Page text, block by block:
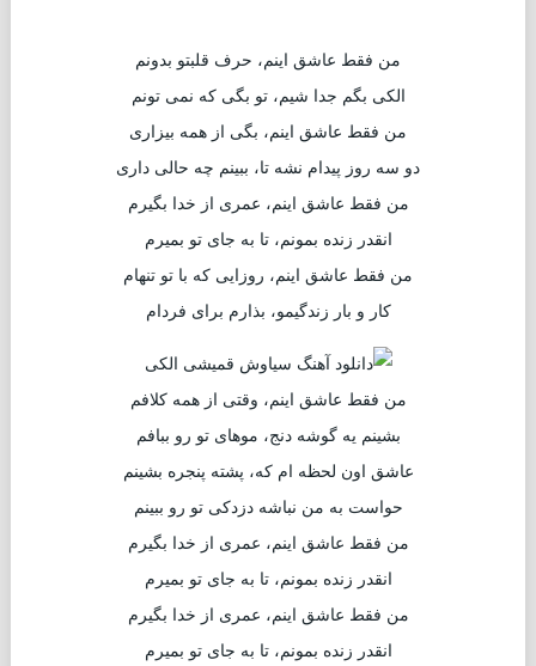
من فقط عاشق اینم، حرف قلبتو بدونم
الکی بگم جدا شیم، تو بگی که نمی تونم
من فقط عاشق اینم، بگی از همه بیزاری
دو سه روز پیدام نشه تا، ببینم چه حالی داری
من فقط عاشق اینم، عمری از خدا بگیرم
انقدر زنده بمونم، تا به جای تو بمیرم
من فقط عاشق اینم، روزایی که با تو تنهام
کار و بار زندگیمو، بذارم برای فردام
من فقط عاشق اینم، وقتی از همه کلافم
بشینم یه گوشه دنج، موهای تو رو ببافم
عاشق اون لحظه ام که، پشته پنجره بشینم
حواست به من نباشه دزدکی تو رو ببینم
من فقط عاشق اینم، عمری از خدا بگیرم
انقدر زنده بمونم، تا به جای تو بمیرم
من فقط عاشق اینم، عمری از خدا بگیرم
انقدر زنده بمونم، تا به جای تو بمیرم